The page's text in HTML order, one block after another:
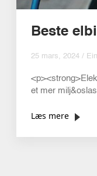
Beste
25 mars, 2024 /
et mer
Læs mere